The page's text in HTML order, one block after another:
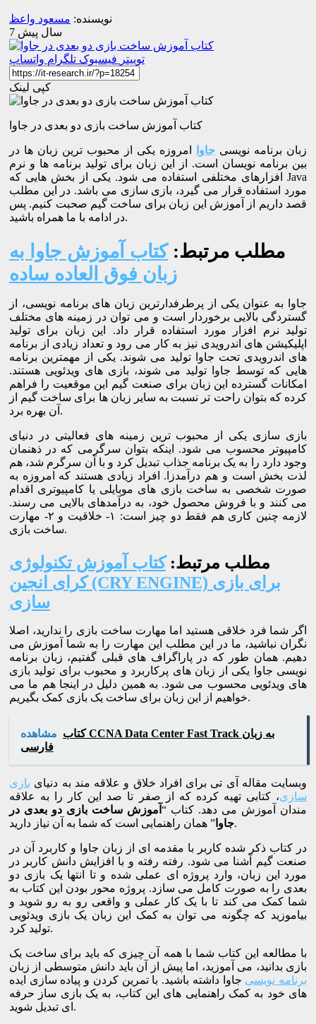
نویسنده: مسعود واعظ
7 سال پیش
توییتر فیسبوک تلگرام واتساپ
کپی لینک
کتاب آموزش ساخت بازی دو بعدی در جاوا
زبان برنامه نویسی جاوا
امروزه یکی از محبوب ترین زبان ها در
بین برنامه نویسان است. از این زبان برای تولید برنامه ها و نرم
افزارهای مختلفی استفاده می شود. یکی از بخش هایی که Java
مورد استفاده قرار می گیرد، بازی سازی می باشد. در این مطلب
قصد داریم از آموزش این زبان برای ساخت گیم صحبت کنیم. پس
در ادامه با ما همراه باشید.
مطلب مرتبط:کتاب آموزش جاوا به
زبان فوق العاده ساده
جاوا به عنوان یکی از پرطرفدارترین زبان های برنامه نویسی، از
گستردگی بالایی برخوردار است و می توان در زمینه های مختلف
تولید نرم افزار مورد استفاده قرار داد. این زبان برای تولید
اپلیکیشن های اندرویدی نیز به کار می رود و تعداد زیادی از برنامه
های اندرویدی تحت جاوا تولید می شوند. یکی از مهمترین برنامه
هایی که توسط جاوا تولید می شوند، بازی های ویدئویی هستند.
امکانات گسترده این زبان برای صنعت گیم این موقعیت را فراهم
کرده که بتوان راحت تر نسبت به سایر زبان ها برای ساخت گیم از
آن بهره برد.
بازی سازی یکی از محبوب ترین زمینه های فعالیتی در دنیای
کامپیوتر محسوب می شود. اینکه بتوان سرگرمی که در ذهنمان
وجود دارد را به یک برنامه جذاب تبدیل کرد و با آن سرگرم شد، هم
لذت بخش است و هم درآمدزا. افراد زیادی هستند که امروزه به
صورت شخصی به ساخت بازی های موبایلی یا کامپیوتری اقدام
می کنند و با فروش محصول خود، به درآمدهای بالایی می رسند.
لازمه چنین کاری هم فقط دو چیز است: ۱- خلاقیت و ۲- مهارت
ساخت بازی.
مطلب مرتبط:کتاب آموزش تکنولوژی
کرای انجین (CRY ENGINE) برای بازی
سازی
اگر شما فرد خلاقی هستید اما مهارت ساخت بازی را ندارید، اصلا
نگران نباشید، ما در این مطلب این مهارت را به شما آموزش می
دهیم. همان طور که در پاراگراف های قبلی گفتیم، زبان برنامه
نویسی جاوا یکی از زبان های پرکاربرد و محبوب برای تولید بازی
های ویدئویی محسوب می شود. به همین دلیل در اینجا هم ما می
خواهیم از این زبان برای ساخت یک بازی کمک بگیریم.
مشاهده کتاب CCNA Data Center Fast Track به زبان
فارسی
وبسایت مقاله آی تی برای افراد خلاق و علاقه مند به دنیای بازی
سازی، کتابی تهیه کرده که از صفر تا صد این کار را به علاقه
مندان آموزش می دهد. کتاب “ آموزش ساخت بازی دو بعدی در
جاوا” همان راهنمایی است که شما به آن نیاز دارید.
در کتاب ذکر شده کاربر با مقدمه ای از زبان جاوا و کاربرد آن در
صنعت گیم آشنا می شود. رفته رفته و با افزایش دانش کاربر در
مورد این زبان، وارد پروژه ای عملی شده و تا انتها یک بازی دو
بعدی را به صورت کامل می سازد. پروژه محور بودن این کتاب به
شما کمک می کند تا با یک کار عملی و واقعی رو به رو شوید و
بیاموزید که چگونه می توان به کمک این زبان یک بازی ویدئویی
تولید کرد.
با مطالعه این کتاب شما با همه آن چیزی که باید برای ساخت یک
بازی بدانید، می آموزید، اما پیش از آن باید دانش متوسطی از زبان
برنامه نویسی جاوا داشته باشید. با تمرین کردن و پیاده سازی ایده
های خود به کمک راهنمایی های این کتاب، به یک بازی ساز حرفه
ای تبدیل شوید.